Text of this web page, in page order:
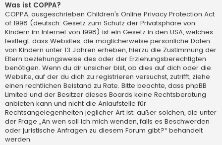
Was ist COPPA?
COPPA, ausgeschrieben Children’s Online Privacy Protection Act
of 1998 (deutsch: Gesetz zum Schutz der Privatsphäre von
Kindern im Internet von 1998) ist ein Gesetz in den USA, welches
festlegt, dass Websites, die möglicherweise persönliche Daten
von Kindern unter 13 Jahren erheben, hierzu die Zustimmung der
Eltern beziehungsweise des oder der Erziehungsberechtigten
benötigen. Wenn du dir unsicher bist, ob dies auf dich oder die
Website, auf der du dich zu registrieren versuchst, zutrifft, ziehe
einen rechtlichen Beistand zu Rate. Bitte beachte, dass phpBB
Limited und der Besitzer dieses Boards keine Rechtsberatung
anbieten kann und nicht die Anlaufstelle für
Rechtsangelegenheiten jeglicher Art ist; außer solchen, die unter
der Frage „An wen soll ich mich wenden, falls es Beschwerden
oder juristische Anfragen zu diesem Forum gibt?“ behandelt
werden.